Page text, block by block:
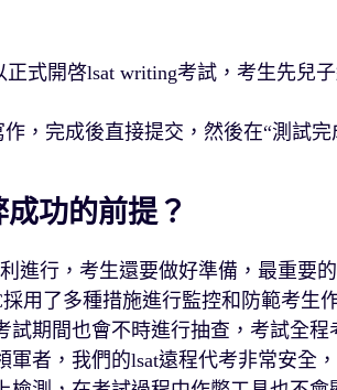
式開啓lsat writing考試，考生先兒
，完成後直接提交，然後在“測試
功的前提？
進行，考生還要做好準備，最重要
用了多種措施進行監控和防範考生
試期間也會不時進行抽查，考試全
者，我們的lsat遠程代考非常安全